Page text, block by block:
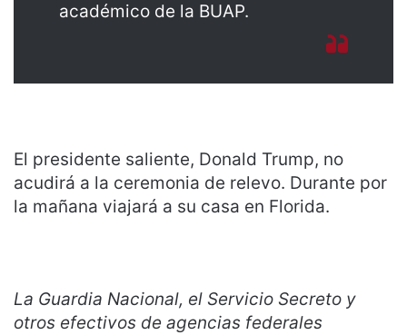
académico de la BUAP.
El presidente saliente, Donald Trump, no
acudirá a la ceremonia de relevo. Durante por
la mañana viajará a su casa en Florida.
La Guardia Nacional, el Servicio Secreto y
otros efectivos de agencias federales